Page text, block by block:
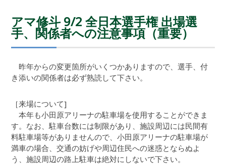
アマ修斗 9/2 全日本選手権 出場選
手、関係者への注意事項（重要）
昨年からの変更箇所がいくつかありますので、選手、付
き添いの関係者は必ず熟読して下さい。
［来場について]
本年も小田原アリーナの駐車場を使用することができま
す。なお、駐車台数には制限があり、施設周辺には民間有
料駐車場等がありませんので、小田原アリーナの駐車場が
満車の場合、交通の妨げや周辺住民への迷惑とならぬよ
う、施設周辺の路上駐車は絶対にしないで下さい。